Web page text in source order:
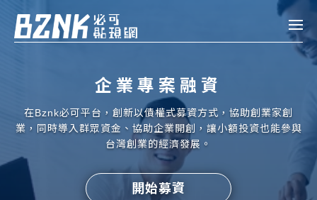
投資
企業融資
登入
企業專案融資
在Bznk必可平台，創新以債權式募資方式，協助創業家創
業，同時導入群眾資金、協助企業開創，讓小額投資也能參與
台灣創業的經濟發展。
開始募資